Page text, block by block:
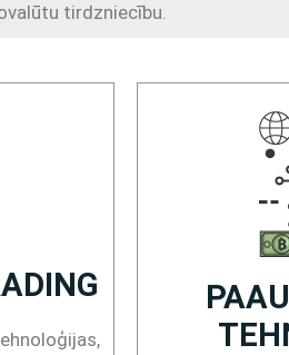
tirdzniecību.